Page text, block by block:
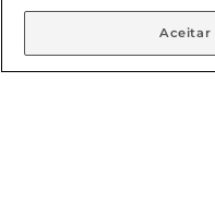
© 2026
Aceitar